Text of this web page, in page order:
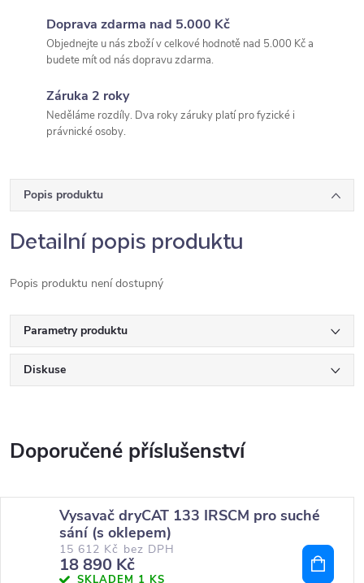
Doprava zdarma nad 5.000 Kč
Objednejte u nás zboží v celkové hodnotě nad 5.000 Kč a
budete mít od nás dopravu zdarma.
Záruka 2 roky
Neděláme rozdíly. Dva roky záruky platí pro fyzické i
právnické osoby.
Popis produktu
Detailní popis produktu
Popis produktu není dostupný
Parametry produktu
Diskuse
Vysavač dryCAT 133 IRSCM pro suché
sání (s oklepem)
15 612 Kč bez DPH
18 890 Kč
SKLADEM 1 KS